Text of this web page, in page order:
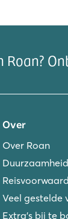
Roan?
Over
Over Roan
Duurzaamheid
Veel gestelde
Extra's bij te